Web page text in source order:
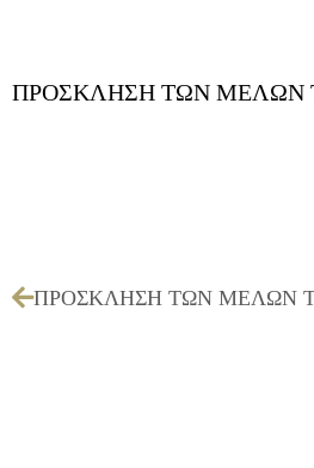
ΠΡΟΣΚΛΗΣΗ ΤΩΝ ΜΕΛΩΝ